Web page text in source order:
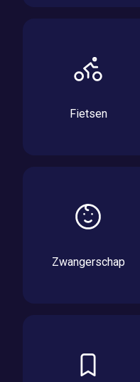
Fietsen
Zwangerschap